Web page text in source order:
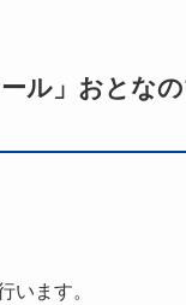
ル」おとな
います。